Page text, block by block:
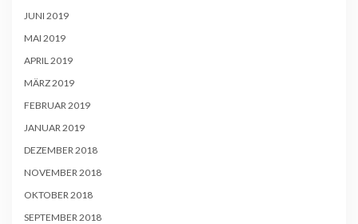
JUNI 2019
MAI 2019
APRIL 2019
MÄRZ 2019
FEBRUAR 2019
JANUAR 2019
DEZEMBER 2018
NOVEMBER 2018
OKTOBER 2018
SEPTEMBER 2018